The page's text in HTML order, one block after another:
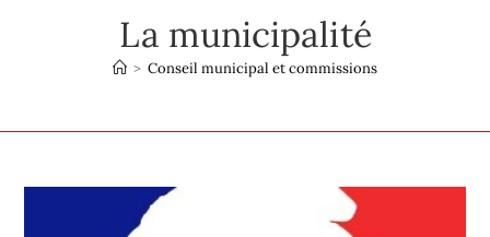
La municipalité
> Conseil municipal et commissions